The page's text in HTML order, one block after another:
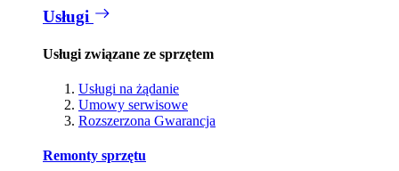
Usługi
Usługi związane ze sprzętem
Usługi na żądanie
Umowy serwisowe
Rozszerzona Gwarancja
Remonty sprzętu